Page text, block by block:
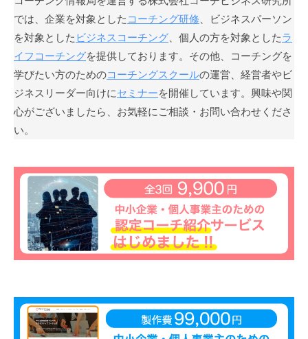
願
っ
て
す
。
では、企業を対象とした コーチング研修 、ビジネスパーソン
を対象とした ビジネスコーチング 、個人の方を対象としたラ
イフコーチングを提供しております。その他、コーチングを
学びたい方のためのコーチングスクールの運営、経営者やビ
ジネスリーダー向けにセミナーを開催しています。興味や関
心がございましたら、お気軽にご相談・お問い合わせくださ
い。